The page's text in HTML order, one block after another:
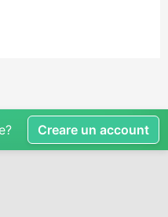
Creare un account